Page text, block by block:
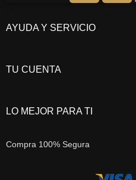
AYUDA Y SERVICIO
TU CUENTA
LO MEJOR PARA TI
Compra 100% Segura